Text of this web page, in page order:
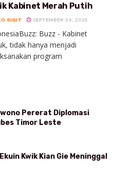
Kabinet Merah Putih
SIGIT SEPTEMBER 24, 2025
Buzz - Kabinet
tidak hanya menjadi
program
Pererat Diplomasi
Timor Leste
Kwik Kian Gie Meninggal